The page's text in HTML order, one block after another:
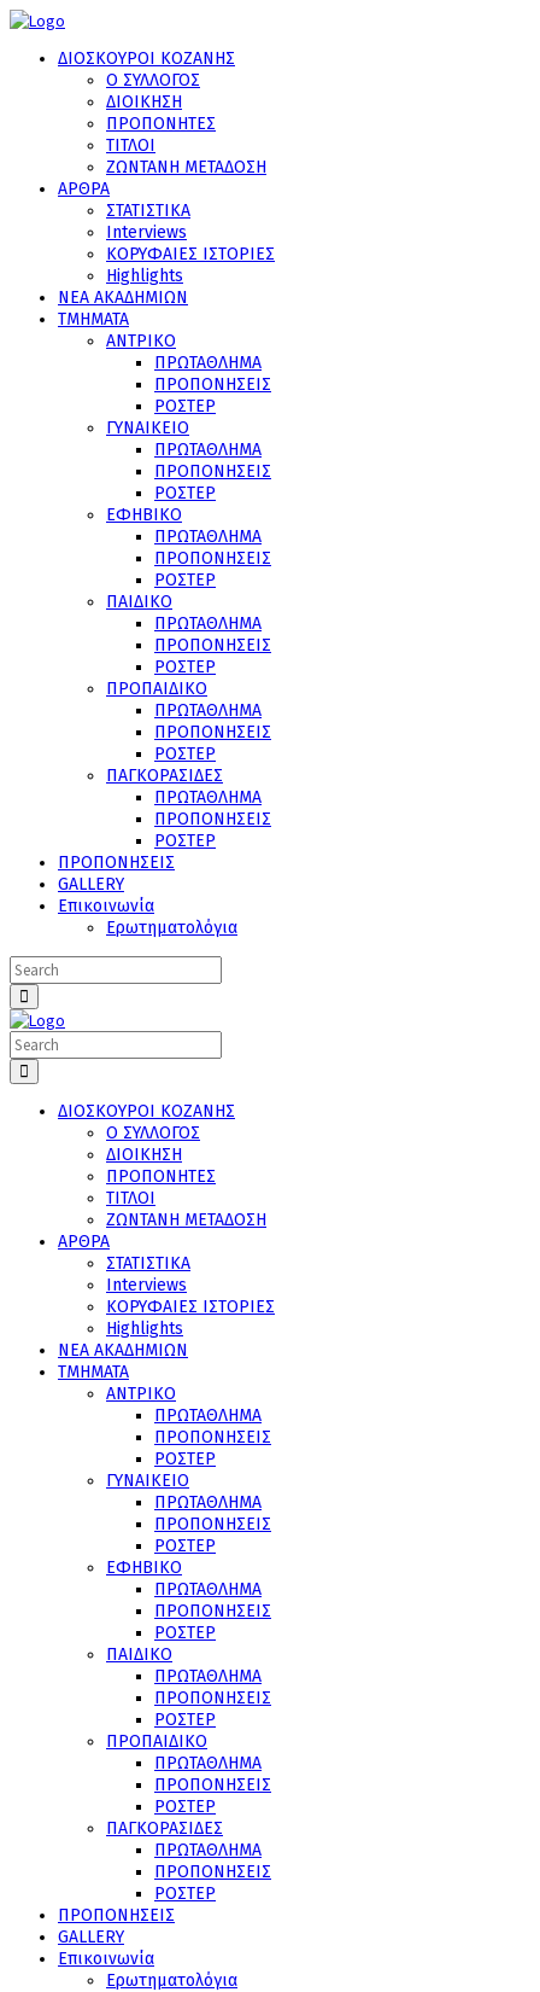
ΔΙΟΣΚΟΥΡΟΙ ΚΟΖΑΝΗΣ
Ο ΣΥΛΛΟΓΟΣ
ΔΙΟΙΚΗΣΗ
ΠΡΟΠΟΝΗΤΕΣ
ΤΙΤΛΟΙ
ΖΩΝΤΑΝΗ ΜΕΤΑΔΟΣΗ
ΑΡΘΡΑ
ΣΤΑΤΙΣΤΙΚΑ
Interviews
ΚΟΡΥΦΑΙΕΣ ΙΣΤΟΡΙΕΣ
Highlights
ΝΕΑ ΑΚΑΔΗΜΙΩΝ
ΤΜΗΜΑΤΑ
ΑΝΤΡΙΚΟ
ΠΡΩΤΑΘΛΗΜΑ
ΠΡΟΠΟΝΗΣΕΙΣ
ΡΟΣΤΕΡ
ΓΥΝΑΙΚΕΙΟ
ΠΡΩΤΑΘΛΗΜΑ
ΠΡΟΠΟΝΗΣΕΙΣ
ΡΟΣΤΕΡ
ΕΦΗΒΙΚΟ
ΠΡΩΤΑΘΛΗΜΑ
ΠΡΟΠΟΝΗΣΕΙΣ
ΡΟΣΤΕΡ
ΠΑΙΔΙΚΟ
ΠΡΩΤΑΘΛΗΜΑ
ΠΡΟΠΟΝΗΣΕΙΣ
ΡΟΣΤΕΡ
ΠΡΟΠΑΙΔΙΚΟ
ΠΡΩΤΑΘΛΗΜΑ
ΠΡΟΠΟΝΗΣΕΙΣ
ΡΟΣΤΕΡ
ΠΑΓΚΟΡΑΣΙΔΕΣ
ΠΡΩΤΑΘΛΗΜΑ
ΠΡΟΠΟΝΗΣΕΙΣ
ΡΟΣΤΕΡ
ΠΡΟΠΟΝΗΣΕΙΣ
GALLERY
Επικοινωνία
Ερωτηματολόγια
ΔΙΟΣΚΟΥΡΟΙ ΚΟΖΑΝΗΣ
Ο ΣΥΛΛΟΓΟΣ
ΔΙΟΙΚΗΣΗ
ΠΡΟΠΟΝΗΤΕΣ
ΤΙΤΛΟΙ
ΖΩΝΤΑΝΗ ΜΕΤΑΔΟΣΗ
ΑΡΘΡΑ
ΣΤΑΤΙΣΤΙΚΑ
Interviews
ΚΟΡΥΦΑΙΕΣ ΙΣΤΟΡΙΕΣ
Highlights
ΝΕΑ ΑΚΑΔΗΜΙΩΝ
ΤΜΗΜΑΤΑ
ΑΝΤΡΙΚΟ
ΠΡΩΤΑΘΛΗΜΑ
ΠΡΟΠΟΝΗΣΕΙΣ
ΡΟΣΤΕΡ
ΓΥΝΑΙΚΕΙΟ
ΠΡΩΤΑΘΛΗΜΑ
ΠΡΟΠΟΝΗΣΕΙΣ
ΡΟΣΤΕΡ
ΕΦΗΒΙΚΟ
ΠΡΩΤΑΘΛΗΜΑ
ΠΡΟΠΟΝΗΣΕΙΣ
ΡΟΣΤΕΡ
ΠΑΙΔΙΚΟ
ΠΡΩΤΑΘΛΗΜΑ
ΠΡΟΠΟΝΗΣΕΙΣ
ΡΟΣΤΕΡ
ΠΡΟΠΑΙΔΙΚΟ
ΠΡΩΤΑΘΛΗΜΑ
ΠΡΟΠΟΝΗΣΕΙΣ
ΡΟΣΤΕΡ
ΠΑΓΚΟΡΑΣΙΔΕΣ
ΠΡΩΤΑΘΛΗΜΑ
ΠΡΟΠΟΝΗΣΕΙΣ
ΡΟΣΤΕΡ
ΠΡΟΠΟΝΗΣΕΙΣ
GALLERY
Επικοινωνία
Ερωτηματολόγια